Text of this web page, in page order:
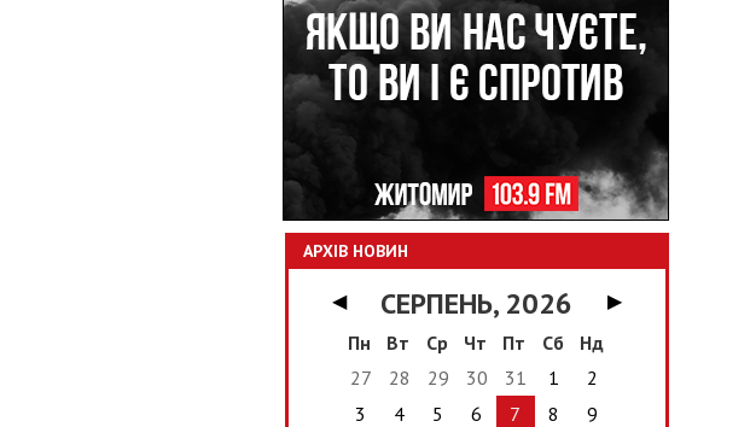
АРХІВ НОВИН
◀ СЕРПЕНЬ, 2026
▶
Пн
Вт Ср Чт Пт Сб
Нд
27
28 29 30 31 1
2
3
4 5 6 7 8
9